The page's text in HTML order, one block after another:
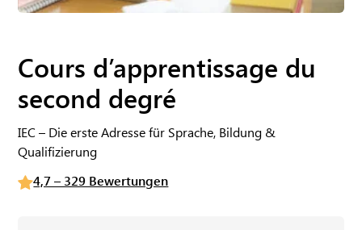
Cours d’apprentissage du
second degré
IEC – Die erste Adresse für Sprache, Bildung &
Qualifizierung
4,7 – 329 Bewertungen